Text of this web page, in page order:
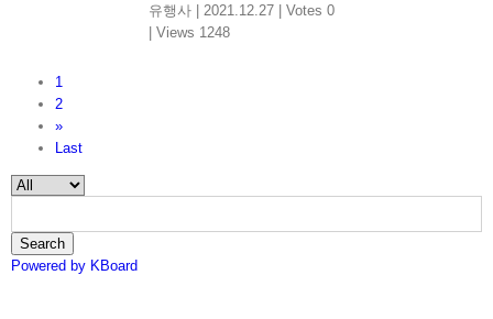
유행사 | 2021.12.27 | Votes 0
| Views 1248
1
2
»
Last
Search
Powered by KBoard